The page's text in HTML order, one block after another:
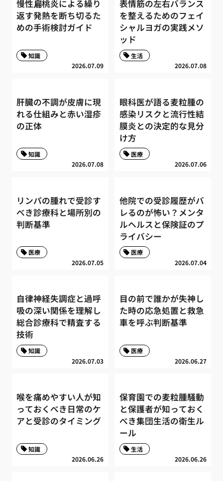
慢性扁桃炎による繰り
返す発熱を断ち切るた
めの手術検討ガイド
2026.07.09
知識
表情筋の左右バランス
を整えるためのフェイ
シャルヨガの実践メソ
ッド
2026.07.08
生活
肝臓の不調が皮膚に現
れる仕組みと赤い湿疹
の正体
2026.07.08
知識
眼科医が語る麦粒腫の
感染リスクと流行性結
膜炎との決定的な見分
け方
2026.07.06
医療
リンパの腫れで受診す
べき診療科と場所別の
判断基準
2026.07.05
医療
他院での受診履歴がバ
レるのが怖い？メンタ
ルヘルスと保険証のプ
ライバシー
2026.07.04
医療
自律神経失調症と過呼
吸の深い関係を理解し
総合診療科で精査する
技術
2026.07.03
知識
目の前で誰かが失神し
た時の応急処置と救急
車を呼ぶ判断基準
2026.06.27
医療
喉を痛めやすい人が知
っておくべき日常のケ
アと受診のタイミング
2026.06.26
知識
保育園での麦粒腫騒動
と保護者が知っておく
べき集団生活の衛生ル
ール
2026.06.26
生活